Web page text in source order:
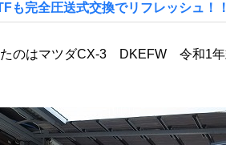
完全圧送式交換でリフレッシュ！！
たのはマツダCX-3 DKEFW 令和1